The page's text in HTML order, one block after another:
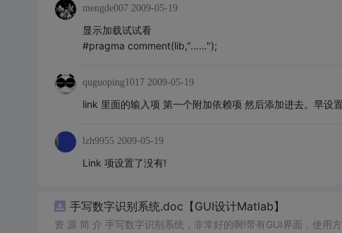
mengde007 2009-05-19
显示加载试试看
#pragma comment(lib,"……");
quguoping1017 2009-05-19
link 里面的输入项 第一个附加依赖项 然后添加进去。早设
lzh9955 2009-05-19
Link 项设置了没有!
手写数字识别系统.doc【GUI设计Matlab】
资 源 简 介 手写数字识别系统，非常好的啊!带有GUI界面，使用